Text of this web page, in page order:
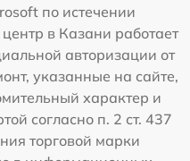
по истечении
в Казани работает
авторизации от
указанные на сайте,
характер и
согласно п. 2 ст. 437
торговой марки